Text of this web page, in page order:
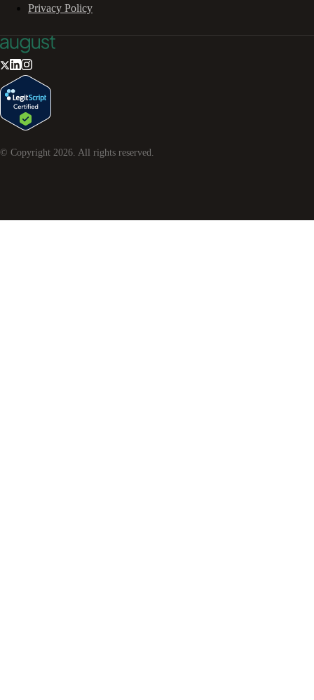
Privacy Policy
© Copyright 2026 . All rights reserved.